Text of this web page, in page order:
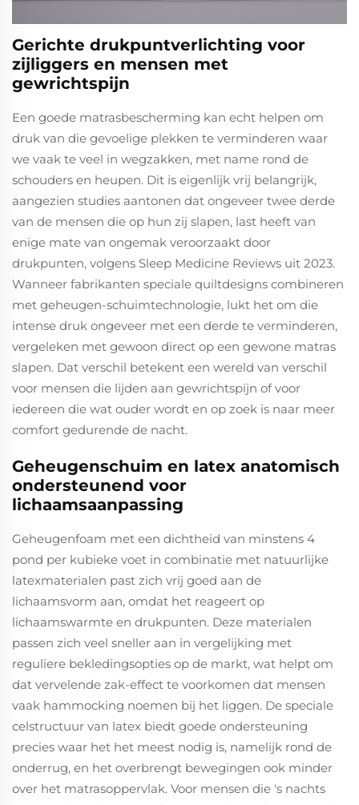
Gerichte drukpuntverlichting voor
zijliggers en mensen met
gewrichtspijn
Een goede matrasbescherming kan echt helpen om
druk van die gevoelige plekken te verminderen waar
we vaak te veel in wegzakken, met name rond de
schouders en heupen. Dit is eigenlijk vrij belangrijk,
aangezien studies aantonen dat ongeveer twee derde
van de mensen die op hun zij slapen, last heeft van
enige mate van ongemak veroorzaakt door
drukpunten, volgens Sleep Medicine Reviews uit 2023.
Wanneer fabrikanten speciale quiltdesigns combineren
met geheugen-schuimtechnologie, lukt het om die
intense druk ongeveer met een derde te verminderen,
vergeleken met gewoon direct op een gewone matras
slapen. Dat verschil betekent een wereld van verschil
voor mensen die lijden aan gewrichtspijn of voor
iedereen die wat ouder wordt en op zoek is naar meer
comfort gedurende de nacht.
Geheugenschuim en latex anatomisch
ondersteunend voor
lichaamsaanpassing
Geheugenfoam met een dichtheid van minstens 4
pond per kubieke voet in combinatie met natuurlijke
latexmaterialen past zich vrij goed aan de
lichaamsvorm aan, omdat het reageert op
lichaamswarmte en drukpunten. Deze materialen
passen zich veel sneller aan in vergelijking met
reguliere bekledingsopties op de markt, wat helpt om
dat vervelende zak-effect te voorkomen dat mensen
vaak hammocking noemen bij het liggen. De speciale
celstructuur van latex biedt goede ondersteuning
precies waar het het meest nodig is, namelijk rond de
onderrug, en het overbrengt bewegingen ook minder
over het matrasoppervlak. Voor mensen die 's nachts